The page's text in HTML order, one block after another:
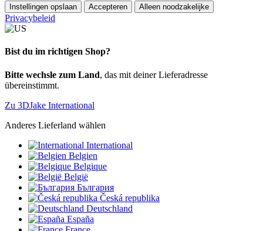
Instellingen opslaan Accepteren Alleen noodzakelijke
Privacybeleid
Bist du im richtigen Shop?
Bitte wechsle zum Land, das mit deiner Lieferadresse
übereinstimmt.
Zu 3DJake International
Anderes Lieferland wählen
International
Belgien
Belgique
België
България
Česká republika
Deutschland
España